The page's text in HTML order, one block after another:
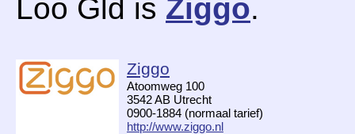
Loo Gld is Ziggo.
Ziggo
Atoomweg 100
3542 AB Utrecht
0900-1884 (normaal tarief)
http://www.ziggo.nl